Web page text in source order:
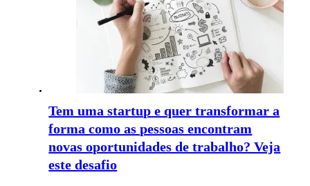
Tem uma startup e quer transformar a
forma como as pessoas encontram
novas oportunidades de trabalho? Veja
este desafio